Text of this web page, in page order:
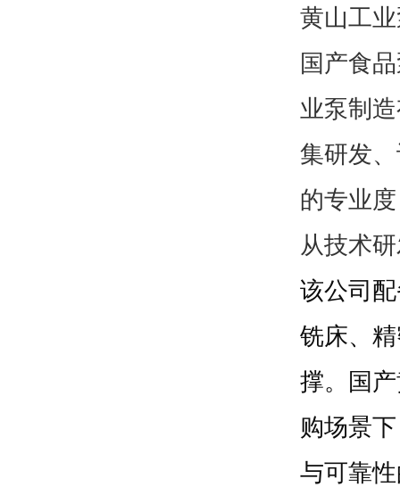
黄山工
国产食
业泵制
集研发
的专业
从技术
该公司
铣床、
撑。国
购场景
与可靠